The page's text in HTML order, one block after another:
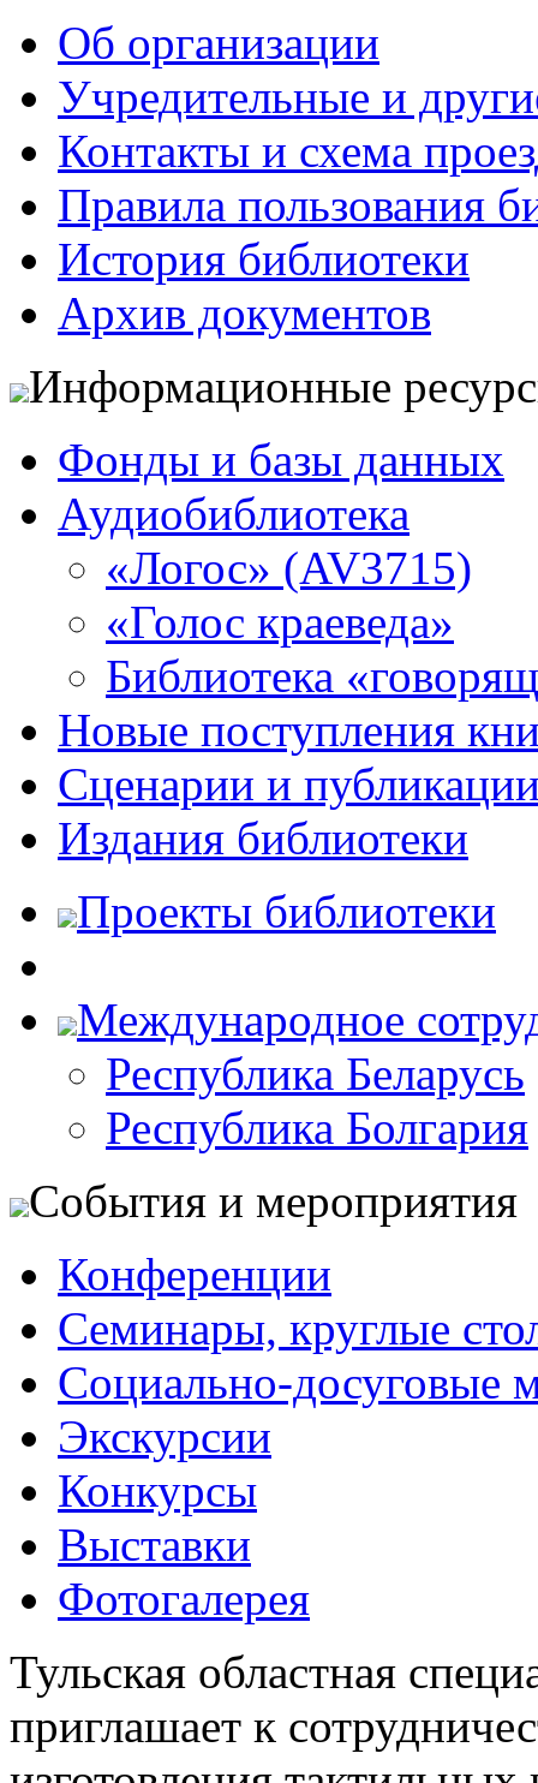
Об организации
Учредительные и
Контакты и схема
Правила пользования
История библиотеки
Архив документов
Информационные
Фонды и базы данных
Аудиобиблиотека
«Логос» (AV3715)
«Голос краеведа»
Библиотека
Новые поступления
Сценарии и
Издания библиотеки
Проекты библиотеки
Международное
Республика Беларусь
Республика Болгария
События и мероприятия
Конференции
Семинары, круглые
Социально-досуговые
Экскурсии
Конкурсы
Выставки
Фотогалерея
Тульская областная
приглашает к